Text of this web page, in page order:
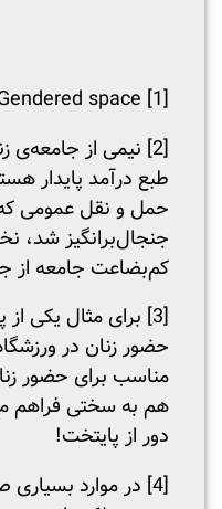
[1]
[2]
نیمی از جامعه‌ی
طبع درآمد پایدار
جنجال‌برانگیز شد،
کم‌بضاعت جامعه از
[3]
برای مثال یکی از
حضور زنان در
مناسب برای حضور
هم به سختی فراهم
دور از پایتخت!
[4]
در موارد